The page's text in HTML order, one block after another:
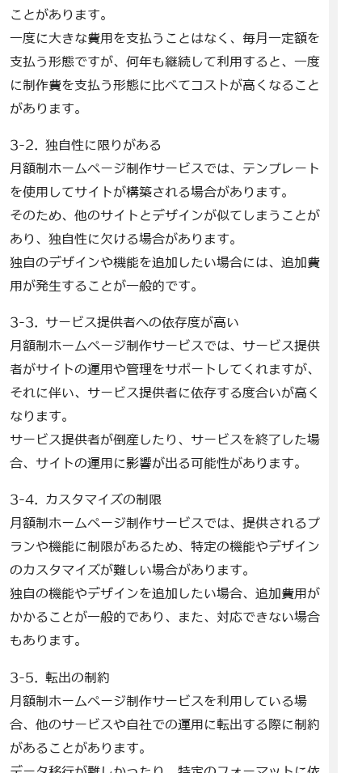
ことがあります。
一度に大きな費用を支払うことはなく、毎月一定額を
支払う形態ですが、何年も継続して利用すると、一度
に制作費を支払う形態に比べてコストが高くなること
があります。
3-2. 独自性に限りがある
月額制ホームページ制作サービスでは、テンプレート
を使用してサイトが構築される場合があります。
そのため、他のサイトとデザインが似てしまうことが
あり、独自性に欠ける場合があります。
独自のデザインや機能を追加したい場合には、追加費
用が発生することが一般的です。
3-3. サービス提供者への依存度が高い
月額制ホームページ制作サービスでは、サービス提供
者がサイトの運用や管理をサポートしてくれますが、
それに伴い、サービス提供者に依存する度合いが高く
なります。
サービス提供者が倒産したり、サービスを終了した場
合、サイトの運用に影響が出る可能性があります。
3-4. カスタマイズの制限
月額制ホームページ制作サービスでは、提供されるプ
ランや機能に制限があるため、特定の機能やデザイン
のカスタマイズが難しい場合があります。
独自の機能やデザインを追加したい場合、追加費用が
かかることが一般的であり、また、対応できない場合
もあります。
3-5. 転出の制約
月額制ホームページ制作サービスを利用している場
合、他のサービスや自社での運用に転出する際に制約
があることがあります。